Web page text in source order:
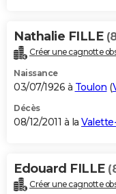
Nathalie FILLE
Créer une cagnotte
Naissance
03/07/1926 à Toulon (
Décès
08/12/2011 à la
Edouard FILLE
Créer une cagnotte